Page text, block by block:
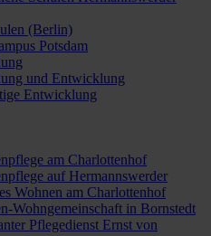
(Berlin)
Potsdam
und Entwicklung
Entwicklung
am Charlottenhof
auf Hermannswerder
Wohnen am Charlottenhof
Wohngemeinschaft in Bornstedt
Pflegedienst Ernst von